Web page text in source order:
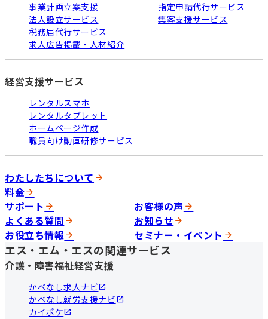
事業計画立案支援
法人設立サービス
税務届代行サービス
求人広告掲載・人材紹介
指定申請代行サービス
集客支援サービス
経営支援サービス
レンタルスマホ
レンタルタブレット
ホームページ作成
職員向け動画研修サービス
わたしたちについて
料金
サポート
お客様の声
よくある質問
お知らせ
お役立ち情報
セミナー・イベント
エス・エム・エスの関連サービス
介護・障害福祉経営支援
かべなし求人ナビ
かべなし就労支援ナビ
カイポケ